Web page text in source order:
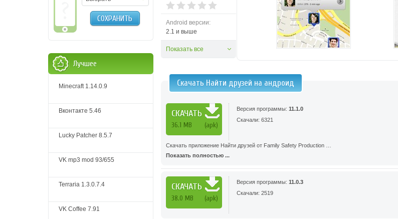
Android версии:
2.1 и выше
Показать все
Скачать Найти друзей на андроид
СКАЧАТЬ
36.1 MB (apk)
Версия программы: 11.1.0
Скачали: 6321
Скачать приложение Найти друзей от Family Safety Production …
Показать полностью ...
СКАЧАТЬ
38.0 MB (apk)
Версия программы: 11.0.3
Скачали: 2519
СОХРАНИТЬ
Лучшее
Minecraft 1.14.0.9
Вконтакте 5.46
Lucky Patcher 8.5.7
VK mp3 mod 93/655
Terraria 1.3.0.7.4
VK Coffee 7.91